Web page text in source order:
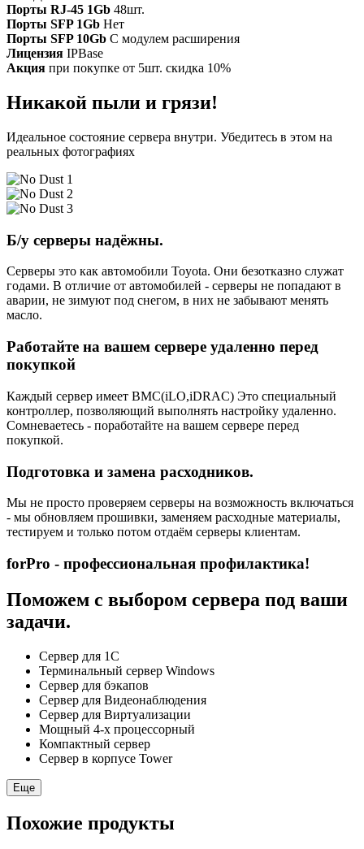
Порты RJ-45 1Gb 48шт.
Порты SFP 1Gb Нет
Порты SFP 10Gb С модулем расширения
Лицензия IPBase
Акция при покупке от 5шт. скидка 10%
Никакой пыли и грязи!
Идеальное состояние сервера внутри. Убедитесь в этом на
реальных фотографиях
Б/у серверы надёжны.
Серверы это как автомобили Toyota. Они безотказно служат
годами. В отличие от автомобилей - серверы не попадают в
аварии, не зимуют под снегом, в них не забывают менять
масло.
Работайте на вашем сервере удаленно перед
покупкой
Каждый сервер имеет BMC(iLO,iDRAC) Это специальный
контроллер, позволяющий выполнять настройку удаленно.
Сомневаетесь - поработайте на вашем сервере перед
покупкой.
Подготовка и замена расходников.
Мы не просто проверяем серверы на возможность включаться
- мы обновляем прошивки, заменяем расходные материалы,
тестируем и только потом отдаём серверы клиентам.
forPro - профессиональная профилактика!
Поможем с выбором сервера под ваши
задачи.
Сервер для 1С
Терминальный сервер Windows
Сервер для бэкапов
Сервер для Видеонаблюдения
Сервер для Виртуализации
Мощный 4-х процессорный
Компактный сервер
Сервер в корпусе Tower
Еще
Похожие продукты